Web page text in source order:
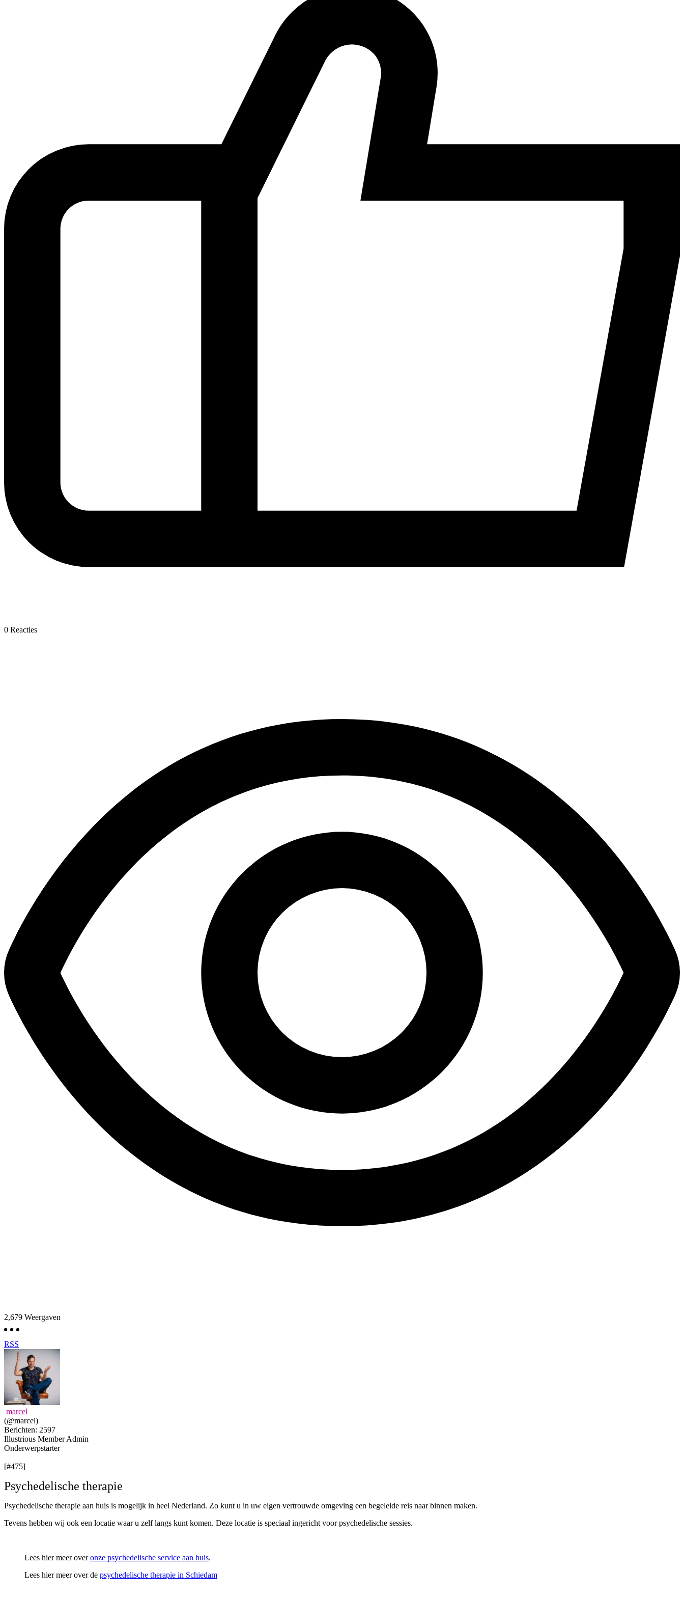
0 Reacties
2,679 Weergaven
RSS
marcel
(@marcel)
Berichten: 2597
Illustrious Member Admin
Onderwerpstarter
[#475]
Psychedelische therapie
Psychedelische therapie aan huis is mogelijk in heel Nederland. Zo kunt u in uw eigen vertrouwde omgeving een begeleide reis naar binnen maken.
Tevens hebben wij ook een locatie waar u zelf langs kunt komen. Deze locatie is speciaal ingericht voor psychedelische sessies.
Lees hier meer overonze psychedelische service aan huis.
Lees hier meer over de psychedelische therapie in Schiedam